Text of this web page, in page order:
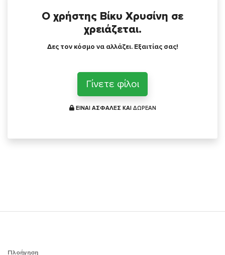
Ο χρήστης Βίκυ Χρυσίνη σε
χρειάζεται.
Δες τον κόσμο να αλλάζει. Εξαιτίας σας!
Γίνετε φίλοι
ΕΙΝΑΙ ΑΣΦΑΛΕΣ ΚΑΙ ΔΩΡΕΑΝ
Πλοήγηση